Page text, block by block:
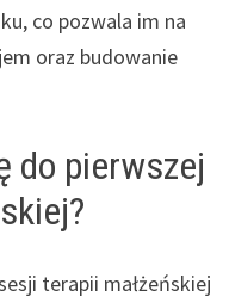
co pozwala im na
oraz budowanie
do pierwszej
terapii małżeńskiej